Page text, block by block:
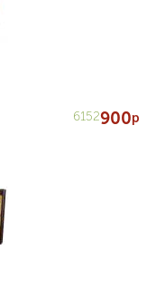
6152900р